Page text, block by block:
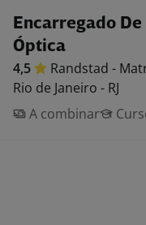
Encarregado
Óptica
4,5 Randstad -
Rio de Janeiro - RJ
A combinar